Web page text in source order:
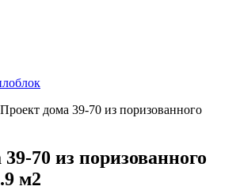
Проект дома 39-70 из поризованного
70 из поризованного
м2